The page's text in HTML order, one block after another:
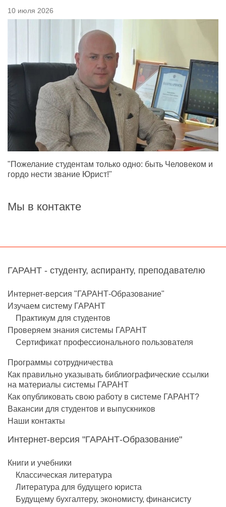
10 июля 2026
"Пожелание студентам только одно: быть Человеком и
гордо нести звание Юрист!"
Мы в контакте
ГАРАНТ - студенту, аспиранту, преподавателю
Интернет-версия "ГАРАНТ-Образование"
Изучаем систему ГАРАНТ
Практикум для студентов
Проверяем знания системы ГАРАНТ
Сертификат профессионального пользователя
Программы сотрудничества
Как правильно указывать библиографические ссылки
на материалы системы ГАРАНТ
Как опубликовать свою работу в системе ГАРАНТ?
Вакансии для студентов и выпускников
Наши контакты
Интернет-версия "ГАРАНТ-Образование"
Книги и учебники
Классическая литература
Литература для будущего юриста
Будущему бухгалтеру, экономисту, финансисту